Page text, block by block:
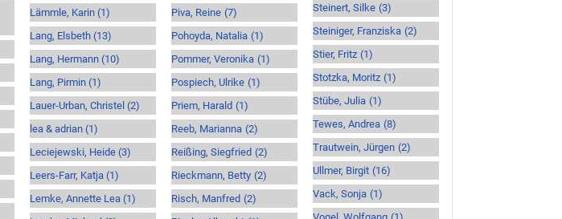
Lämmle, Karin (1)
Lang, Elsbeth (13)
Lang, Hermann (10)
Lang, Pirmin (1)
Lauer-Urban, Christel (2)
lea & adrian (1)
Leciejewski, Heide (3)
Leers-Farr, Katja (1)
Lemke, Annette Lea (1)
Piva, Reine (7)
Pohoyda, Natalia (1)
Pommer, Veronika (1)
Pospiech, Ulrike (1)
Priem, Harald (1)
Reeb, Marianna (2)
Reißing, Siegfried (2)
Rieckmann, Betty (2)
Risch, Manfred (2)
Steinert, Silke (3)
Steiniger, Franziska (2)
Stier, Fritz (1)
Stotzka, Moritz (1)
Stübe, Julia (1)
Tewes, Andrea (8)
Trautwein, Jürgen (2)
Ullmer, Birgit (16)
Vack, Sonja (1)